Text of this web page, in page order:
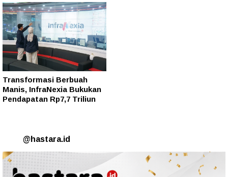
Transformasi Berbuah
Manis, InfraNexia Bukukan
Pendapatan Rp7,7 Triliun
@hastara.id